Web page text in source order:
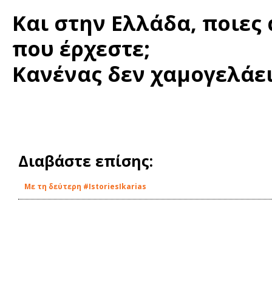
Και στην Ελλάδα,
που έρχεστε;
Κανένας δεν
Διαβάστε επίσης:
Με τη δεύτερη #IstoriesIkarias